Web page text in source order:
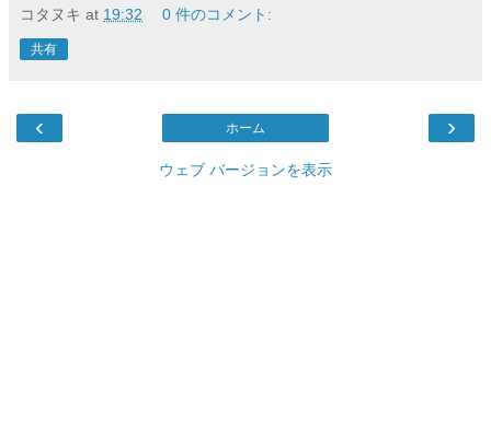
コタヌキ at 19:32 0 件のコメント:
共有
‹ ›
ホーム
ウェブ バージョンを表示